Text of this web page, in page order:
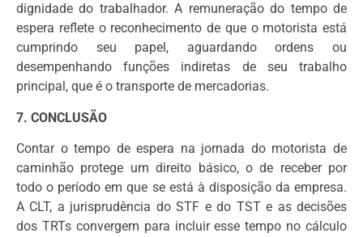
dignidade do trabalhador. A remuneração do tempo de
espera reflete o reconhecimento de que o motorista está
cumprindo seu papel, aguardando ordens ou
desempenhando funções indiretas de seu trabalho
principal, que é o transporte de mercadorias.
7. CONCLUSÃO
Contar o tempo de espera na jornada do motorista de
caminhão protege um direito básico, o de receber por
todo o período em que se está à disposição da empresa.
A CLT, a jurisprudência do STF e do TST e as decisões
dos TRTs convergem para incluir esse tempo no cálculo